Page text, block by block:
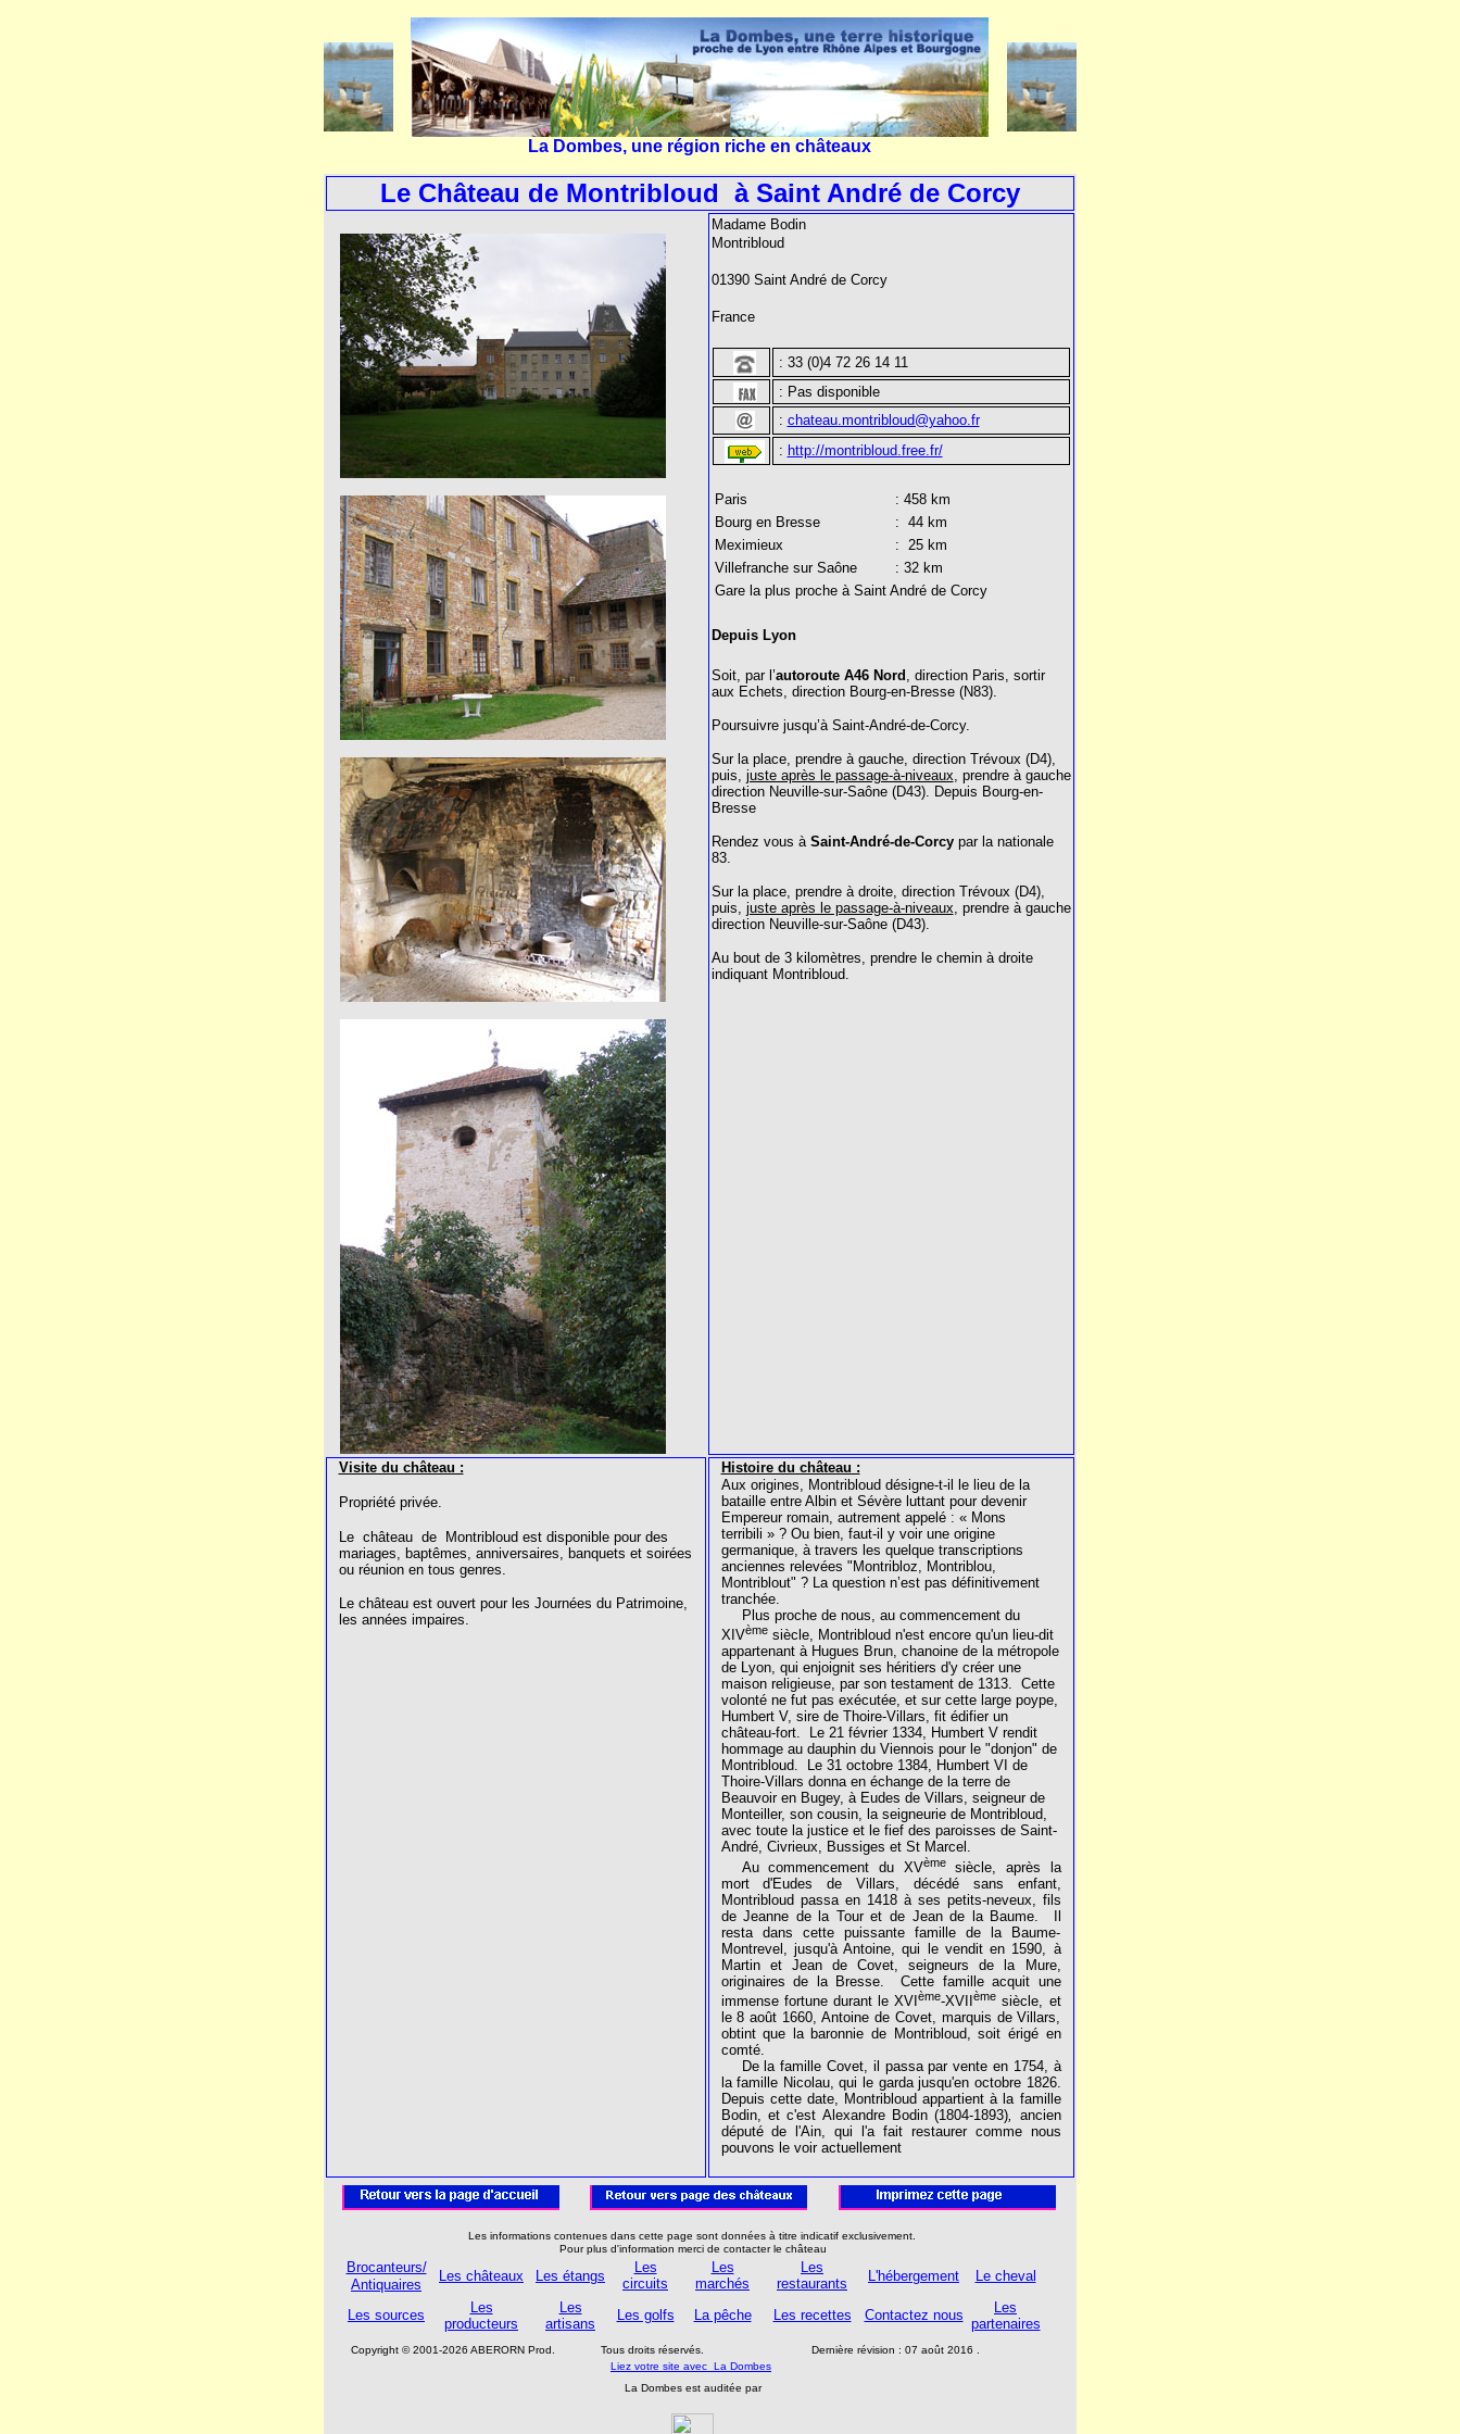
La Dombes, une région riche en châteaux
Le Château de Montribloud à Saint André de Corcy
Madame Bodin
Montribloud
01390 Saint André de Corcy
France
: 33 (0)4 72 26 14 11
: Pas disponible
: chateau.montribloud@yahoo.fr
: http://montribloud.free.fr/
Paris
: 458 km
Bourg en Bresse
: 44 km
Meximieux
: 25 km
Villefranche sur Saône
: 32 km
Gare la plus proche à Saint André de Corcy
Depuis Lyon
Soit, par l’autoroute A46 Nord , direction Paris, sortir
aux Echets, direction Bourg-en-Bresse (N83).
Poursuivre jusqu’à Saint-André-de-Corcy.
Sur la place, prendre à gauche, direction Trévoux (D4),
puis, juste après le passage-à-niveaux , prendre à gauche
direction Neuville-sur-Saône (D43).
Depuis Bourg-en-
Bresse
Rendez vous à Saint-André-de-Corcypar la nationale
83.
Sur la place, prendre à droite, direction Trévoux (D4),
puis, juste après le passage-à-niveaux , prendre à gauche
direction Neuville-sur-Saône (D43).
Au bout de 3 kilomètres, prendre le chemin à droite
indiquant Montribloud.
Visite du château :
Propriété privée.
Le château de
Montribloud est disponible pour des
mariages, baptêmes, anniversaires, banquets et soirées
ou réunion en tous genres.
Le château est ouvert pour les Journées du Patrimoine,
les années impaires.
Histoire du château :
Aux origines, Montribloud désigne-t-il le lieu de la
bataille entre Albin et Sévère luttant pour devenir
Empereur romain, autrement appelé : « Mons
terribili » ? Ou bien, faut-il y voir une origine
germanique, à travers les quelque transcriptions
anciennes relevées "Montribloz, Montriblou,
Montriblout" ? La question n’est pas définitivement
tranchée.
Plus proche de nous, au commencement du
XIVèmesiècle, Montribloud n'est encore qu'un lieu-dit
appartenant à Hugues Brun, chanoine de la métropole
de Lyon, qui enjoignit ses héritiers d'y créer une
maison religieuse, par son testament de 1313. Cette
volonté ne fut pas exécutée, et sur cette large poype,
Humbert V, sire de Thoire-Villars, fit édifier un
château-fort.
Le 21 février 1334, Humbert V rendit
hommage au dauphin du Viennois pour le "donjon" de
Montribloud.
Le 31 octobre 1384, Humbert VI de
Thoire-Villars donna en échange de la terre de
Beauvoir en Bugey, à Eudes de Villars, seigneur de
Monteiller, son cousin, la seigneurie de Montribloud,
avec toute la justice et le fief des paroisses de Saint-
André, Civrieux, Bussiges et St Marcel.
Au commencement du XVèmesiècle, après la
mort d'Eudes de Villars, décédé sans enfant,
Montribloud passa en 1418 à ses petits-neveux, fils
de Jeanne de la Tour et de Jean de la Baume.
Il
resta dans cette puissante famille de la Baume-
Montrevel, jusqu'à Antoine, qui le vendit en 1590, à
Martin et Jean de Covet, seigneurs de la Mure,
originaires de la Bresse.
Cette famille acquit une
immense fortune durant le XVIème-XVIIème siècle, et
le 8 août 1660, Antoine de Covet, marquis de Villars,
obtint que la baronnie de Montribloud, soit érigé en
comté.
De la famille Covet, il passa par vente en 1754, à
la famille Nicolau, qui le garda jusqu'en octobre 1826.
Depuis cette date, Montribloud appartient à la famille
Bodin, et c'est Alexandre Bodin (1804-1893)
ancien
député de l'Ain, qui l'a fait restaurer comme nous
pouvons le voir actuellement
Les informations contenues dans cette page sont données à titre indicatif exclusivement.
Pour plus d'information merci de contacter le château
Brocanteurs/
Antiquaires
Les châteaux Les étangs
Les
circuits
Les
marchés
Les
restaurants
L'hébergement Le cheval
Les sources
Les
producteurs
Les
artisans
Les golfs La pêche Les recettes Contactez nous
Les
partenaires
Copyright © 2001-2026 ABERORN Prod. Tous droits réservés. Dernière révision : 07 août 2016
Liez votre site avec La Dombes
La Dombes est auditée par